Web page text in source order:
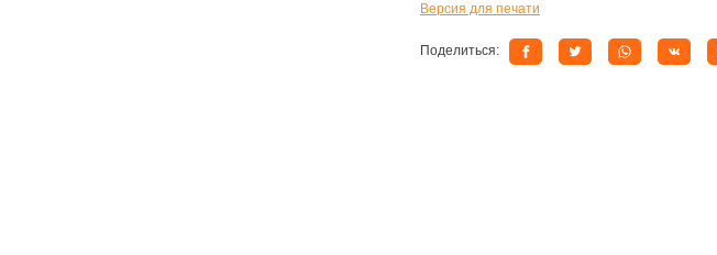
Версия для печати
Поделиться: